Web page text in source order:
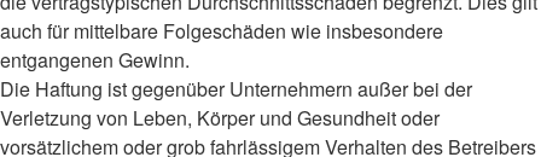
auch für mittelbare Folgeschäden wie insbesondere
entgangenen Gewinn.
Die Haftung ist gegenüber Unternehmern außer bei der
Verletzung von Leben, Körper und Gesundheit oder
vorsätzlichem oder grob fahrlässigem Verhalten des Betreibers